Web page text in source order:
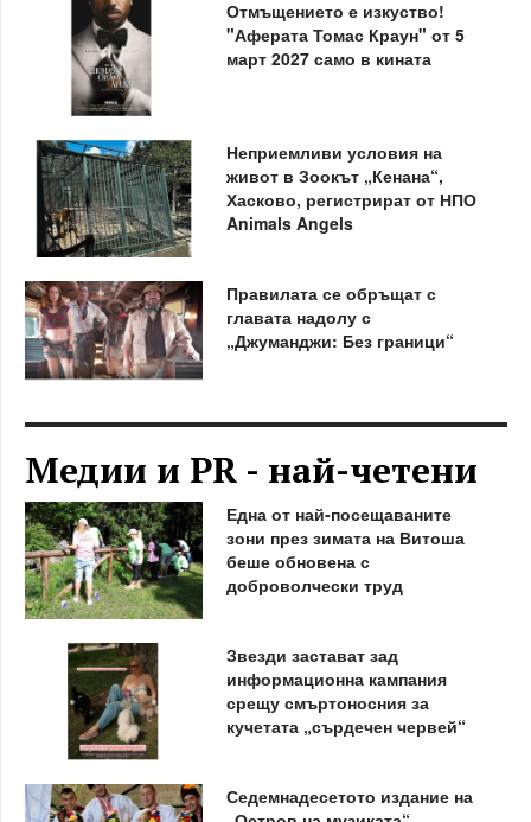
Отмъщението е изкуство!
"Аферата Томас Краун" от 5
март 2027 само в кината
Неприемливи условия на
живот в Зоокът „Кенана“,
Хасково, регистрират от НПО
Animals Angels
Правилата се обръщат с
главата надолу с
„Джуманджи: Без граници“
Медии и PR - най-четени
Една от най-посещаваните
зони през зимата на Витоша
беше обновена с
доброволчески труд
Звезди застават зад
информационна кампания
срещу смъртоносния за
кучетата „сърдечен червей“
Седемнадесетото издание на